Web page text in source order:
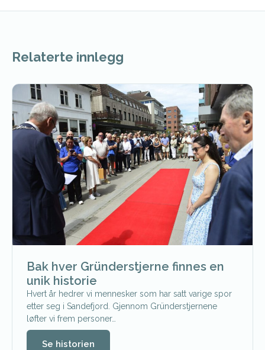
Relaterte innlegg
Bak hver Gründerstjerne finnes en
unik historie
Hvert år hedrer vi mennesker som har satt varige spor
etter seg i Sandefjord. Gjennom Gründerstjernene
løfter vi frem personer…
Se historien